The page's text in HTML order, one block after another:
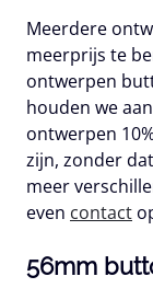
Meerdere
meerprijs te
ontwerpen
houden we
ontwerpen
zijn, zonder
meer
even contact
56mm